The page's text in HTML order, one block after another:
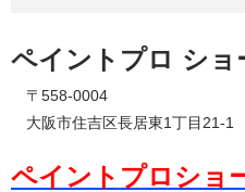
ペイントプロ ショ
〒558-0004
大阪市住吉区長居東1丁目21-1
ペイントプロショ